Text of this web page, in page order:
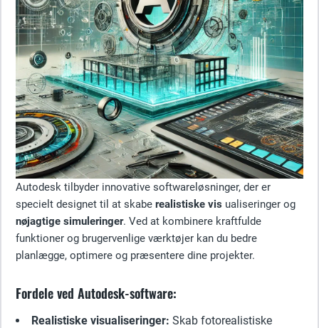
Autodesk tilbyder innovative softwareløsninger, der er
specielt designet til at skabe realistiske vis ualiseringer og
nøjagtige simuleringer. Ved at kombinere kraftfulde
funktioner og brugervenlige værktøjer kan du bedre
planlægge, optimere og præsentere dine projekter.
Fordele ved Autodesk-software:
Realistiske visualiseringer: Skab fotorealistiske